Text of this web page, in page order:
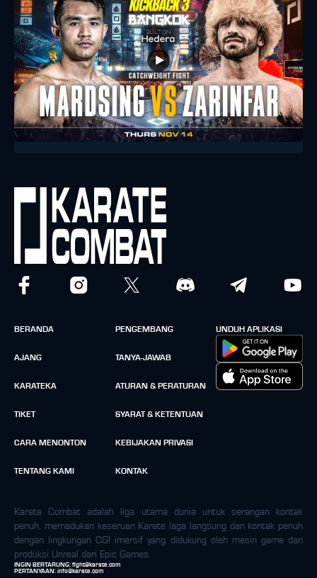
BERANDA
AJANG
KARATEKA
TIKET
CARA MENONTON
TENTANG KAMI
PENGEMBANG
TANYA-JAWAB
ATURAN & PERATURAN
SYARAT & KETENTUAN
KEBIJAKAN PRIVASI
KONTAK
UNDUH APLIKASI
Karate Combat adalah liga utama dunia untuk serangan kontak
penuh, memadukan keseruan Karate laga langsung dan kontak penuh
dengan lingkungan CGI imersif yang didukung oleh mesin game dan
produksi Unreal dari Epic Games.
INGIN BERTARUNG: fight@karate.com
PERTANYAAN: info@karate.com